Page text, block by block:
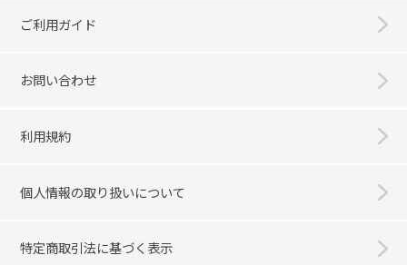
ご利用ガイド
お問い合わせ
利用規約
個人情報の取り扱いについて
特定商取引法に基づく表示